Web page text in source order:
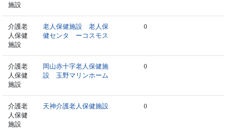
施設
介護老
人保健
施設
老人保健施設 老人保
健センタ ーコスモス
0
介護老
人保健
施設
岡山赤十字老人保健施
設 玉野マリンホーム
0
介護老
人保健
施設
天神介護老人保健施設 0